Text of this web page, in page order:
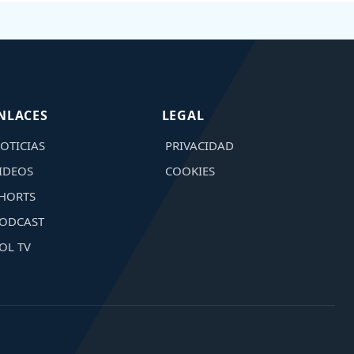
TV
LEGAL
PRIVACIDAD
COOKIES